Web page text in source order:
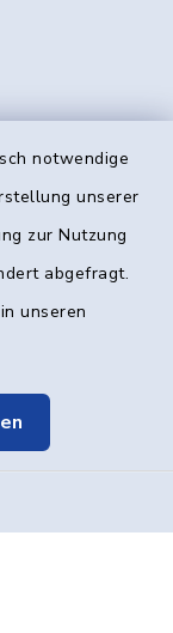
notwendige
unserer
zur Nutzung
abgefragt.
unseren